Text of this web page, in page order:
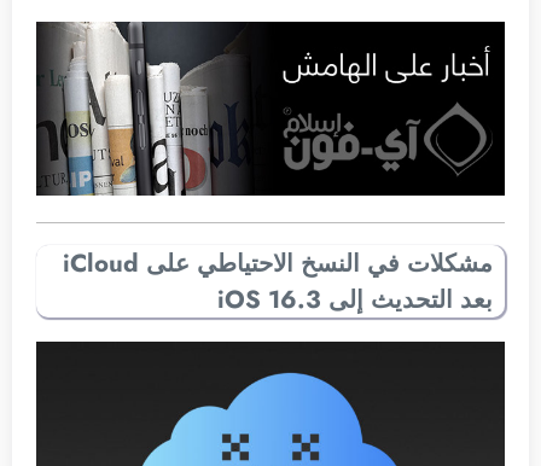
مشكلات في النسخ الاحتياطي على iCloud
بعد التحديث إلى iOS 16.3